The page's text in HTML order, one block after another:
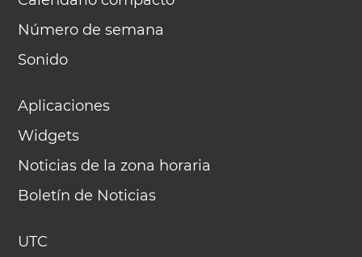
Número de semana
Sonido
Aplicaciones
Widgets
Noticias de la zona horaria
Boletín de Noticias
UTC